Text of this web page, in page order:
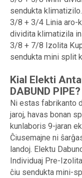
sendukta klimatizilo.
3/8 + 3/4 Linia aro-
dividita klimatizila
3/8 + 7/8 Izolita
sendukta mini split
Kial Elekti
DABUND PIPE?
Ni estas fabrikanto
jaroj, havas bonan
kunlaboris 9-jaran
Ĉiusemajne ni
landoj. Elektu
Individuaj Pre-
ĉiu sendukta mini-